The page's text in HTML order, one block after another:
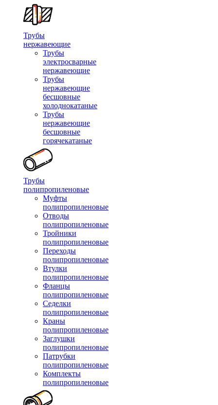
Трубы
нержавеющие
Трубы
электросварные
нержавеющие
Трубы
нержавеющие
бесшовные
холоднокатаные
Трубы
нержавеющие
бесшовные
горячекатаные
Трубы
полипропиленовые
Муфты
полипропиленовые
Отводы
полипропиленовые
Тройники
полипропиленовые
Переходы
полипропиленовые
Втулки
полипропиленовые
Фланцы
полипропиленовые
Седелки
полипропиленовые
Краны
полипропиленовые
Заглушки
полипропиленовые
Патрубки
полипропиленовые
Комплекты
полипропиленовые